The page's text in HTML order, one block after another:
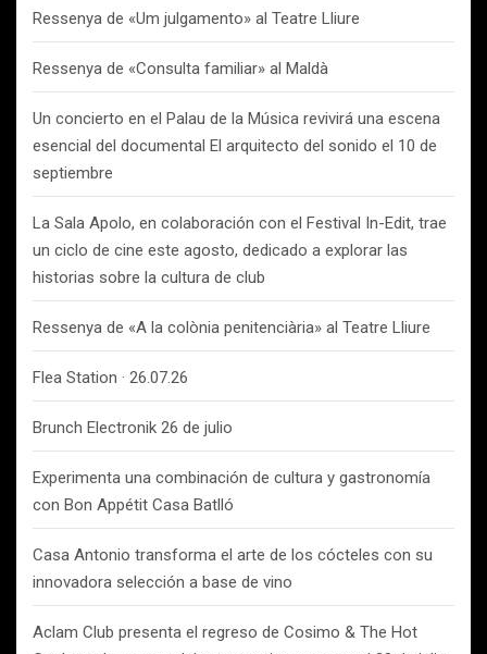
Ressenya de «Um julgamento» al Teatre Lliure
Ressenya de «Consulta familiar» al Maldà
Un concierto en el Palau de la Música revivirá una escena
esencial del documental El arquitecto del sonido el 10 de
septiembre
La Sala Apolo, en colaboración con el Festival In-Edit, trae
un ciclo de cine este agosto, dedicado a explorar las
historias sobre la cultura de club
Ressenya de «A la colònia penitenciària» al Teatre Lliure
Flea Station · 26.07.26
Brunch Electronik 26 de julio
Experimenta una combinación de cultura y gastronomía
con Bon Appétit Casa Batlló
Casa Antonio transforma el arte de los cócteles con su
innovadora selección a base de vino
Aclam Club presenta el regreso de Cosimo & The Hot